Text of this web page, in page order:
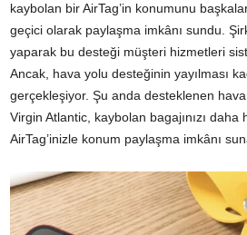
kaybolan bir AirTag’in konumunu
geçici olarak paylaşma imkânı sundu.
yaparak bu desteği müşteri hizmetleri
Ancak, hava yolu desteğinin yayılması
gerçekleşiyor. Şu anda desteklenen
Virgin Atlantic, kaybolan bagajınızı daha
AirTag’inizle konum paylaşma imkânı